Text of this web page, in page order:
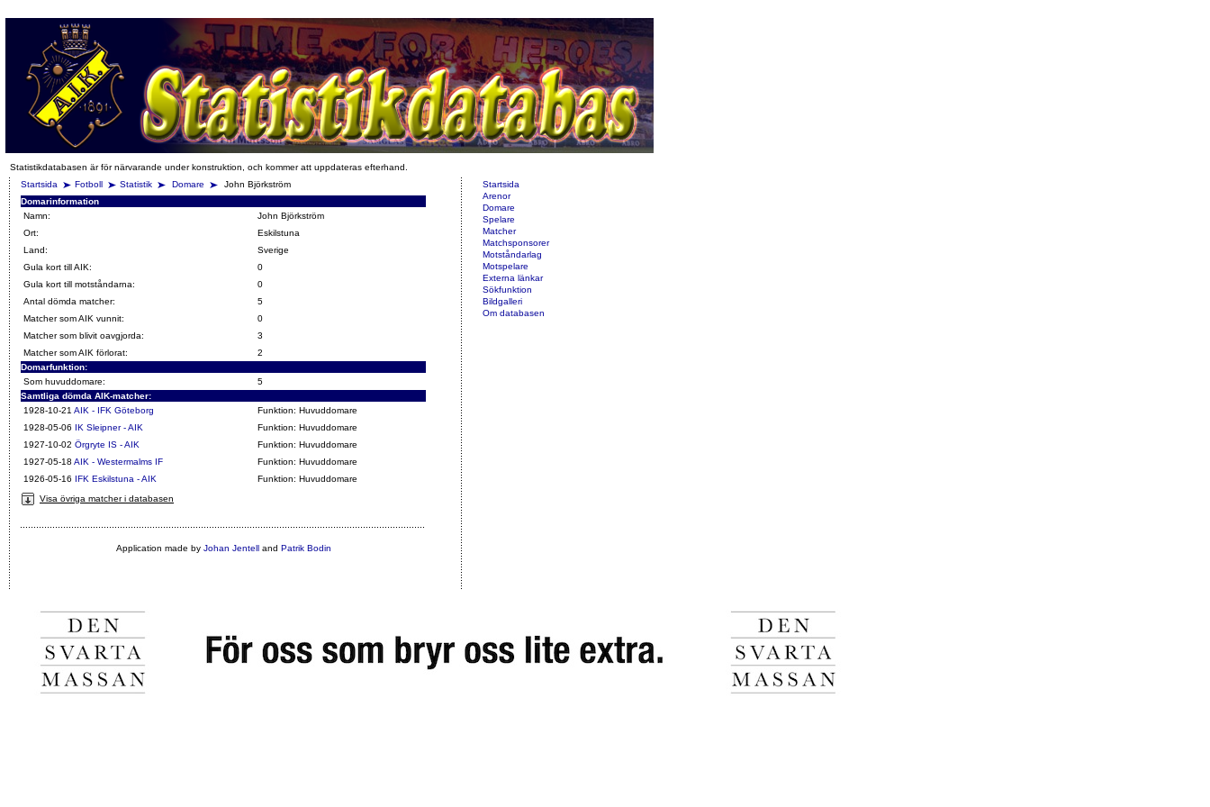
Statistikdatabasen är för närvarande under konstruktion, och kommer att uppdateras efterhand.
Startsida
Fotboll Statistik Domare
John Björkström
Domarinformation
Namn:
John Björkström
Ort:
Eskilstuna
Land:
Sverige
Gula kort till AIK:
0
Gula kort till motståndarna:
0
Antal dömda matcher:
5
Matcher som AIK vunnit:
0
Matcher som blivit oavgjorda:
3
Matcher som AIK förlorat:
2
Domarfunktion:
Som huvuddomare:
5
Samtliga dömda AIK-matcher:
1928-10-21 AIK - IFK Göteborg
Funktion: Huvuddomare
1928-05-06 IK Sleipner - AIK
Funktion: Huvuddomare
1927-10-02 Örgryte IS - AIK
Funktion: Huvuddomare
1927-05-18 AIK - Westermalms IF
Funktion: Huvuddomare
1926-05-16 IFK Eskilstuna - AIK
Funktion: Huvuddomare
Visa övriga matcher i databasen
Application made by Johan Jentelland Patrik Bodin
Startsida
Arenor
Domare
Spelare
Matcher
Matchsponsorer
Motståndarlag
Motspelare
Externa länkar
Sökfunktion
Bildgalleri
Om databasen